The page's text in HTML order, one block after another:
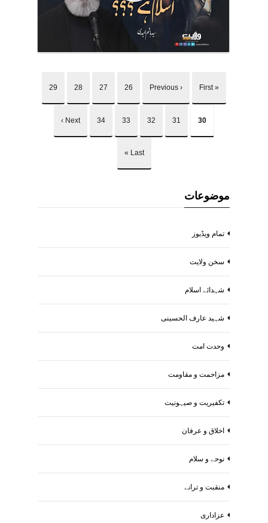
« First
‹ Previous
26
27
28
29
30
31
32
33
34
Next ›
Last »
موضوعات
تمام ویڈیوز
سخن ولایت
شہدائے اسلام
شہید عارف الحسینی
وحدت امت
مزاحمت و مقاومت
تکفیریت و صیہونیت
اخلاق و عرفان
نوحے و سلام
منقبت و ترانے
عزاداری